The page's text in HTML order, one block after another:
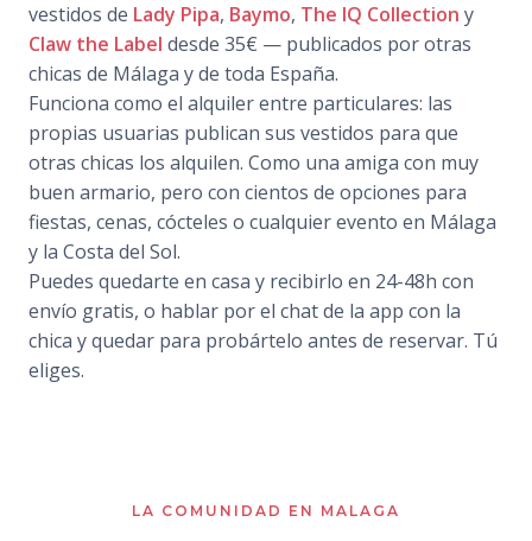
vestidos de Lady Pipa, Baymo, The IQ Collection y
Claw the Label desde 35€ — publicados por otras
chicas de Málaga y de toda España.
Funciona como el alquiler entre particulares: las
propias usuarias publican sus vestidos para que
otras chicas los alquilen. Como una amiga con muy
buen armario, pero con cientos de opciones para
fiestas, cenas, cócteles o cualquier evento en Málaga
y la Costa del Sol.
Puedes quedarte en casa y recibirlo en 24-48h con
envío gratis, o hablar por el chat de la app con la
chica y quedar para probártelo antes de reservar. Tú
eliges.
LA COMUNIDAD EN MALAGA